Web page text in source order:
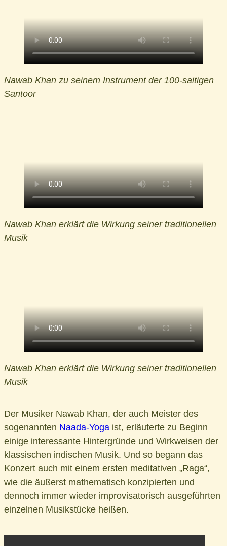
Nawab Khan zu seinem Instrument der 100-saitigen
Santoor
Nawab Khan erklärt die Wirkung seiner traditionellen
Musik
Nawab Khan erklärt die Wirkung seiner traditionellen
Musik
Der Musiker Nawab Khan, der auch Meister des
sogenannten Naada-Yoga ist, erläuterte zu Beginn
einige interessante Hintergründe und Wirkweisen der
klassischen indischen Musik. Und so begann das
Konzert auch mit einem ersten meditativen „Raga“,
wie die äußerst mathematisch konzipierten und
dennoch immer wieder improvisatorisch ausgeführten
einzelnen Musikstücke heißen.